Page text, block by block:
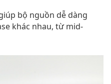
bộ nguồn dễ dàng
khác nhau, từ mid-